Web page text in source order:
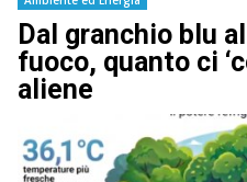
Dal granchio blu
fuoco, quanto ci
aliene